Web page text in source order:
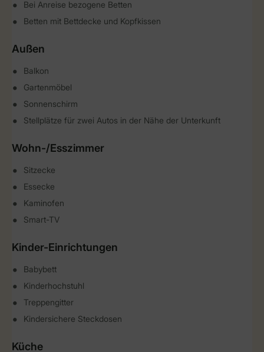
Bei Anreise bezogene Betten
Betten mit Bettdecke und Kopfkissen
Außen
Balkon
Gartenmöbel
Sonnenschirm
Stellplätze für zwei Autos in der Nähe der Unterkunft
Wohn-/Esszimmer
Sitzecke
Essecke
Kaminofen
Smart-TV
Kinder-Einrichtungen
Babybett
Kinderhochstuhl
Treppengitter
Kindersichere Steckdosen
Küche